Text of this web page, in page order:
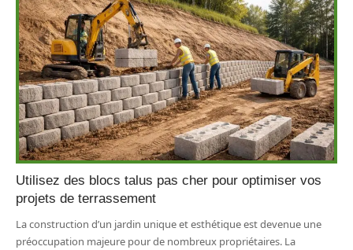
Utilisez des blocs talus pas cher pour optimiser vos
projets de terrassement
La construction d’un jardin unique et esthétique est devenue une
préoccupation majeure pour de nombreux propriétaires. La